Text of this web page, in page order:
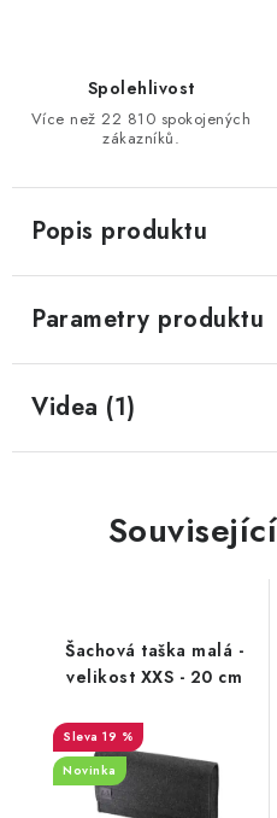
Spolehlivost
Více než 22 810 spokojených
zákazníků.
Popis produktu
Parametry produktu
Videa (1)
Šachová taška malá -
velikost XXS - 20 cm
19 %
Novinka